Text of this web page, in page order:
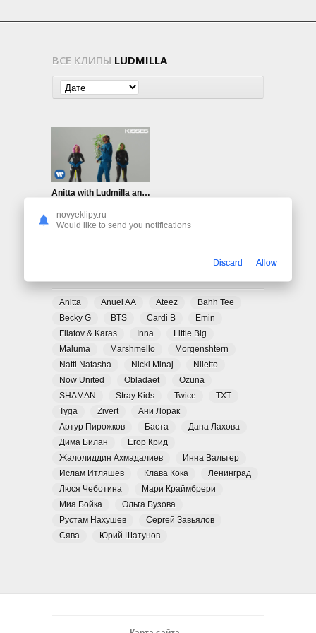
ВСЕ КЛИПЫ LUDMILLA
Anitta with Ludmilla and Snoop Dogg ft. Papatinho — Onda Diferente
Anitta Anuel AA Ateez
Bahh Tee
Becky G
BTS Cardi B
Emin
Filatov & Karas
Inna
Little Big
Maluma
Marshmello
Morgenshtern
Natti Natasha
Nicki Minaj
Niletto
Now United
Obladaet
Ozuna
SHAMAN
Stray Kids Twice
TXT
Tyga
Zivert
Ани Лорак
Артур Пирожков
Баста
Дана Лахова
Дима Билан
Егор Крид
Жалолиддин Ахмадалиев
Инна Вальтер
Ислам Итляшев
Клава Кока
Ленинград
Люся Чеботина
Мари Краймбрери
Миа Бойка
Ольга Бузова
Рустам Нахушев
Сергей Завьялов
Сява
Юрий Шатунов
novyeklipy.ru
Would like to send you notifications
Discard Allow